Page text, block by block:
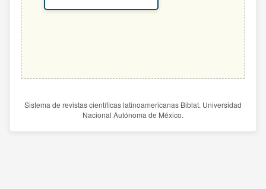
Sistema de revistas científicas latinoamericanas Biblat. Universidad
Nacional Autónoma de México.